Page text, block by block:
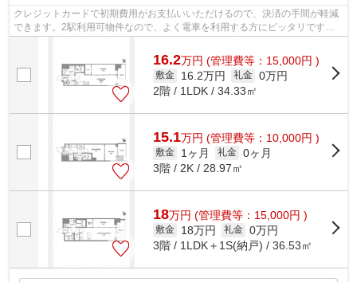
クレジットカードで初期費用がお支払いいただけるので、決済の手間が軽減
できます。2駅利用可物件なので、よく電車を利用する方にピッタリです
16.2万円 (管理費等：15,000円 )
敷金 16.2万円 礼金 0万円
2階 / 1LDK / 34.33㎡
15.1万円 (管理費等：10,000円 )
敷金 1ヶ月 礼金 0ヶ月
3階 / 2K / 28.97㎡
18万円 (管理費等：15,000円 )
敷金 18万円 礼金 0万円
3階 / 1LDK＋1S(納戸) / 36.53㎡